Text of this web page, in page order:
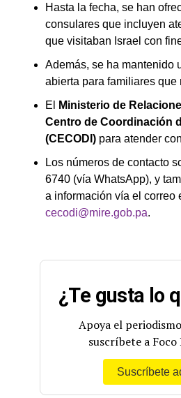
Hasta la fecha, se han
consulares que incluyen
que visitaban Israel con
Además, se ha mantenido
abierta para familiares que
El
Ministerio de
Centro de Coordinación
(CECODI) para atender
Los números de contacto
6740 (vía WhatsApp), y
a información vía el correo
cecodi@mire.gob.pa.
¿Te gusta lo
Apoya el
suscríbete a Foco
Suscríbete